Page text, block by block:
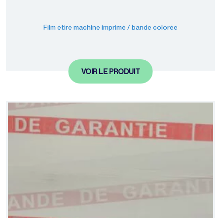
Film étiré machine imprimé / bande colorée
VOIR LE PRODUIT